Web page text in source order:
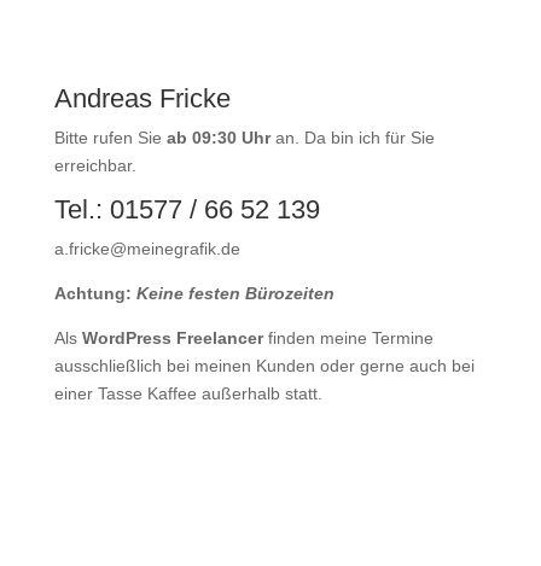
Andreas Fricke
Bitte rufen Sie ab 09:30 Uhran. Da bin ich für Sie
erreichbar.
Tel.: 01577 / 66 52 139
a.fricke@meinegrafik.de
Achtung: Keine festen Bürozeiten
Als WordPress Freelancerfinden meine Termine
ausschließlich bei meinen Kunden oder gerne auch bei
einer Tasse Kaffee außerhalb statt.